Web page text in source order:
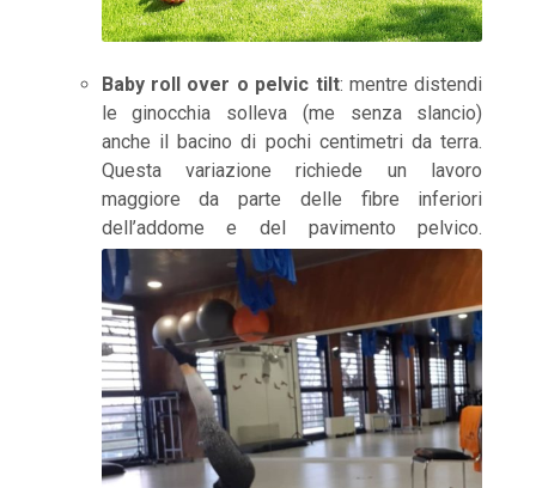
Baby roll over o pelvic tilt: mentre distendi
le ginocchia solleva (me senza slancio)
anche il bacino di pochi centimetri da terra.
Questa variazione richiede un lavoro
maggiore da parte delle fibre inferiori
dell’addome e del pavimento pelvico.